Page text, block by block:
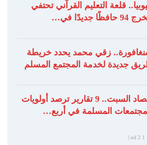
قلعة التعليم القرآني تحتفي
حافظًا جديدًا في…
زقي محمد يحدد خريطة
جديدة لخدمة المجتمع المسلم
حصاد السبت.. 9 تقارير ترصد أولويات
المسلمة في أربع…
1 od 2 |